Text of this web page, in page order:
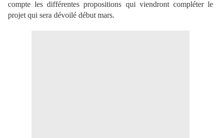
compte les différentes propositions qui viendront compléter le
projet qui sera dévoilé début mars.